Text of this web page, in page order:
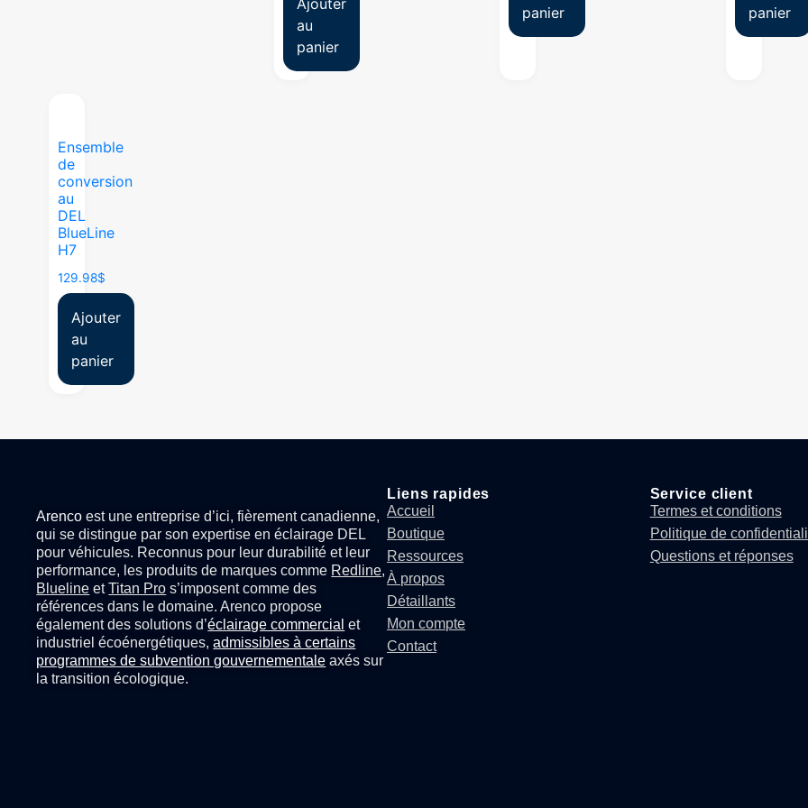
Ajouter
au
panier
panier
panier
Ensemble
de
conversion
au
DEL
BlueLine
H7
129.98$
Ajouter
au
panier
Arenco est une entreprise d’ici, fièrement canadienne,
qui se distingue par son expertise enéclairage DEL
pour véhicules. Reconnus pour leur durabilité et leur
performance, les produits de marques comme Redline,
Blueline etTitan Pro s’imposent comme des
références dans le domaine. Arenco propose
également des solutions d’éclairage commercial et
industriel écoénergétiques,admissibles à certains
programmes de subvention gouvernementale axés sur
la transition écologique.
Liens rapides
Accueil
Boutique
Ressources
À propos
Détaillants
Mon compte
Contact
Service client
Termes et conditions
Politique de
Questions et réponses